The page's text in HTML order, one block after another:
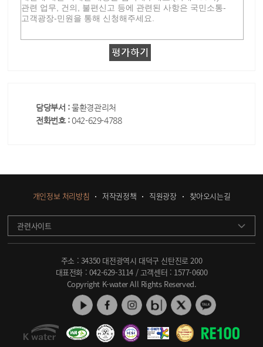
담당부서 :물환경관리처
전화번호 : 042-629-4788
개인정보 처리방침 저작권정책 직원광장 찾아오시는길
관련사이트
주소 : 34350 대전광역시 대덕구 신탄진로 200
대표전화 : 042-629-3114 / 고객센터 : 1577-0600
Copyright K-water All Rights Reserved.